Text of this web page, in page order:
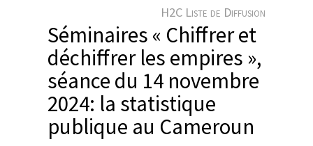
r
H2C Liste de Diffusion
Séminaires « Chiffrer et
déchiffrer les empires »,
séance du 14 novembre
2024: la statistique
publique au Cameroun